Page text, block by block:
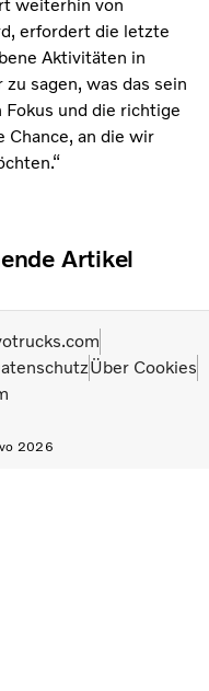
weiterhin von
erfordert die letzte
Aktivitäten in
sagen, was das sein
und die richtige
Chance, an die wir
Artikel
2026
Über Cookies